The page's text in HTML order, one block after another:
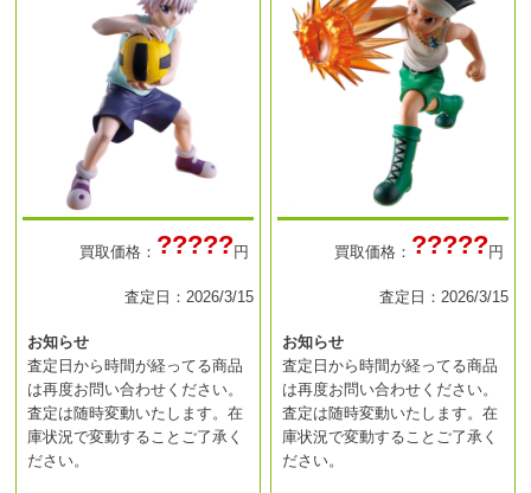
買取価格： ?????円
査定日：2026/3/15
お知らせ
査定日から時間が経ってる商品
は再度お問い合わせください。
査定は随時変動いたします。在
庫状況で変動することご了承く
ださい。
買取価格： ?????円
査定日：2026/3/15
お知らせ
査定日から時間が経ってる商品
は再度お問い合わせください。
査定は随時変動いたします。在
庫状況で変動することご了承く
ださい。